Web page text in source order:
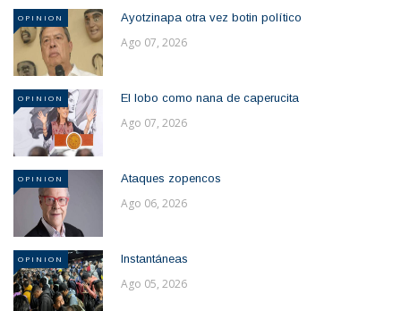
OPINION Ayotzinapa otra vez botin político
Ago 07, 2026
OPINION El lobo como nana de caperucita
Ago 07, 2026
OPINION Ataques zopencos
Ago 06, 2026
OPINION Instantáneas
Ago 05, 2026